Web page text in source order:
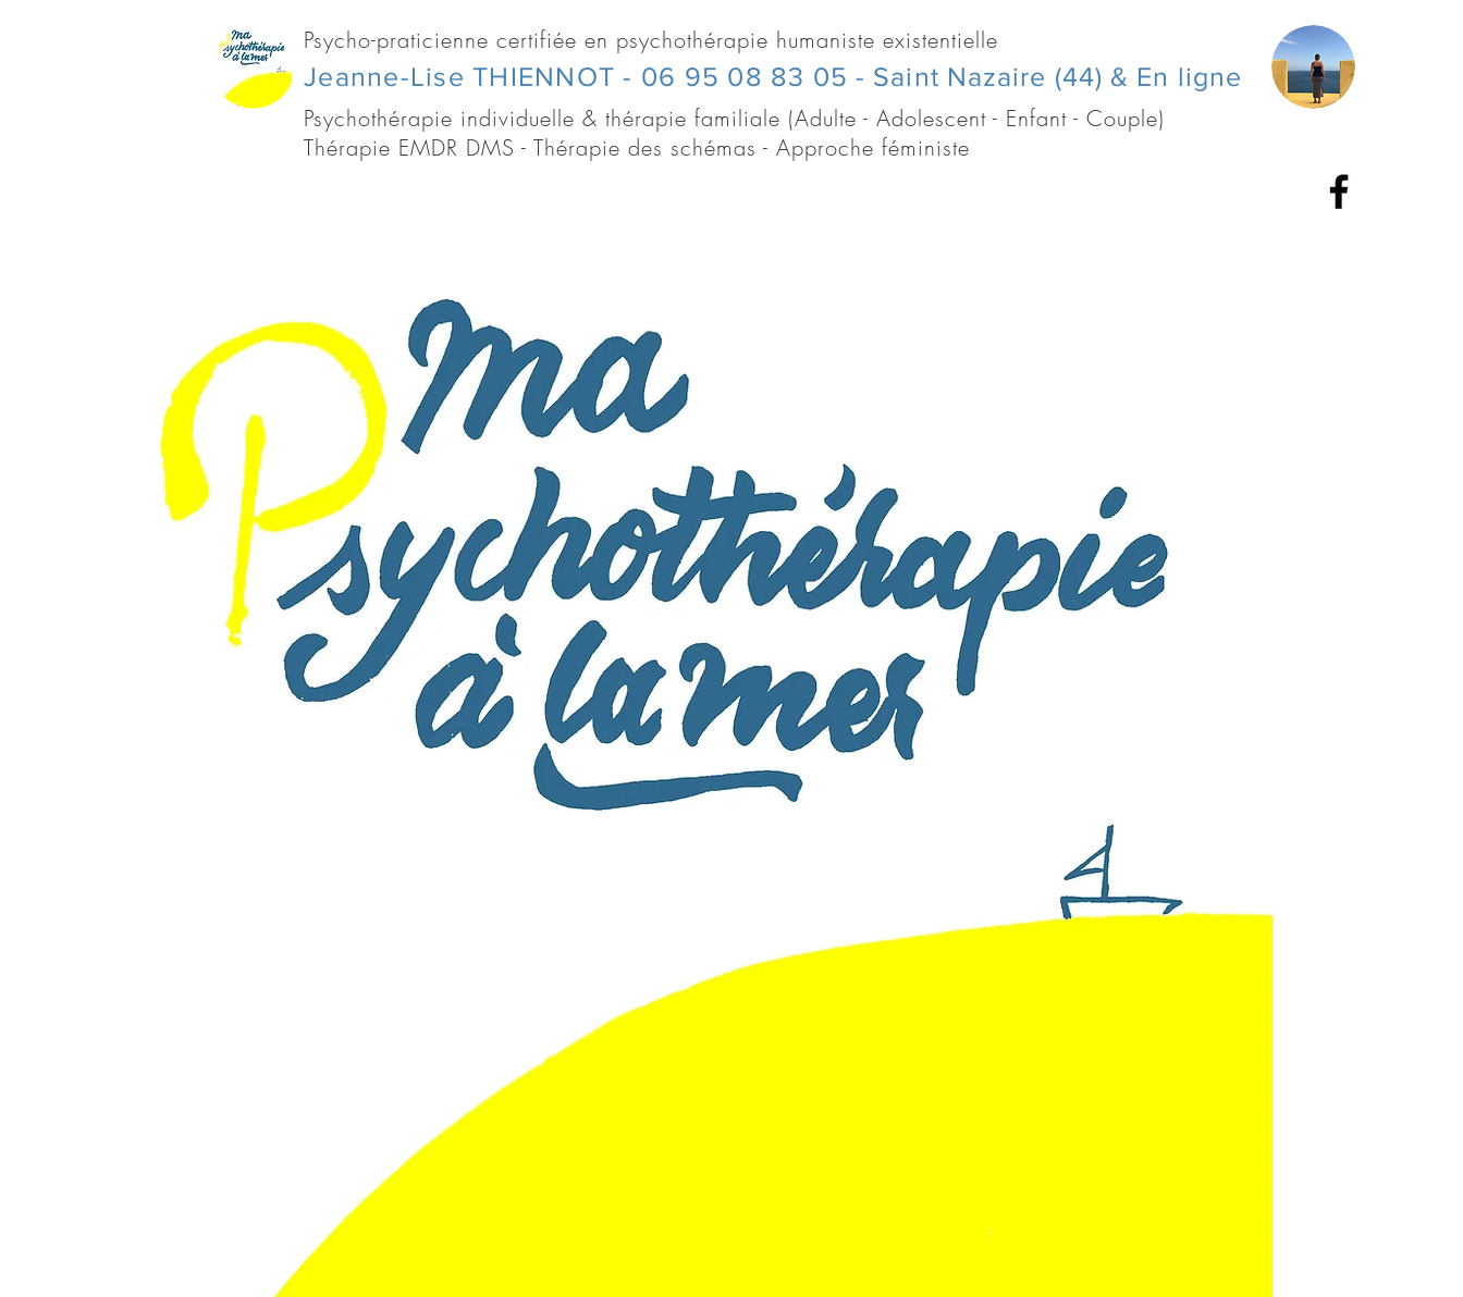
Psycho-praticienne certifiée en psychothérapie humaniste existentielle
Jeanne-Lise THIENNOT - 06 95 08 83 05 - Saint Nazaire (44) & En ligne
Psychothérapie individuelle & thérapie familiale (Adulte - Adolescent - Enfant - Couple)
Thérapie EMDR DMS - Thérapie des schémas - Approche féministe